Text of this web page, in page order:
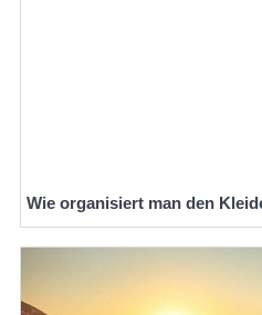
Wie organisiert man den